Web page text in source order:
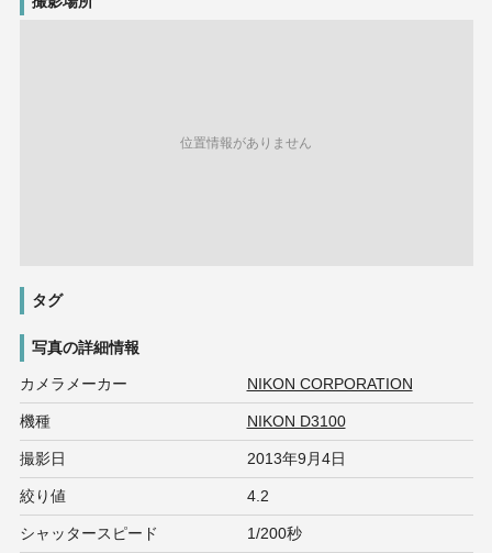
位置情報がありません
タグ
写真の詳細情報
カメラメーカー NIKON CORPORATION
機種 NIKON D3100
撮影日 2013年9月4日
絞り値 4.2
シャッタースピード 1/200秒